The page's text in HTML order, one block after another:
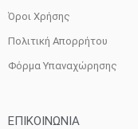
Όροι Χρήσης
Πολιτική Απορρήτου
Φόρμα Υπαναχώρησης
ΕΠΙΚΟΙΝΩΝΙΑ